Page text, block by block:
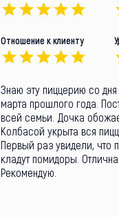
Отношение к клиенту
Знаю эту пиццерию со дня
марта прошлого года.
всей семьи. Дочка
Колбасой укрыта вся
Первый раз увидели, что
кладут помидоры.
Рекомендую.